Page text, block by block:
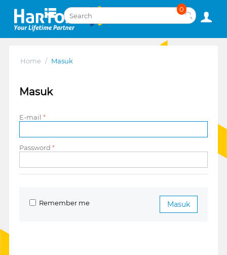
0
Home / Masuk
Masuk
E-mail
Password
Masuk
Remember me